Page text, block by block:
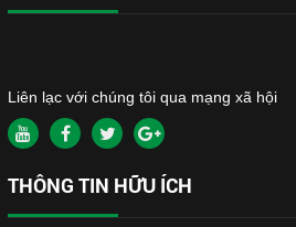
Liên lạc với chúng tôi qua mạng xã hội
THÔNG TIN HỮU ÍCH